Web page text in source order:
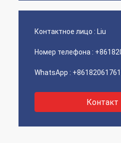
Контактное лицо : Liu
Номер телефона :
WhatsApp :
Контакт